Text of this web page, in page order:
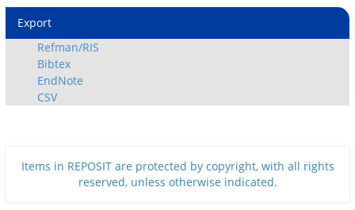
Export
Refman/RIS
Bibtex
EndNote
CSV
Items in REPOSIT are protected by copyright, with all rights
reserved, unless otherwise indicated.